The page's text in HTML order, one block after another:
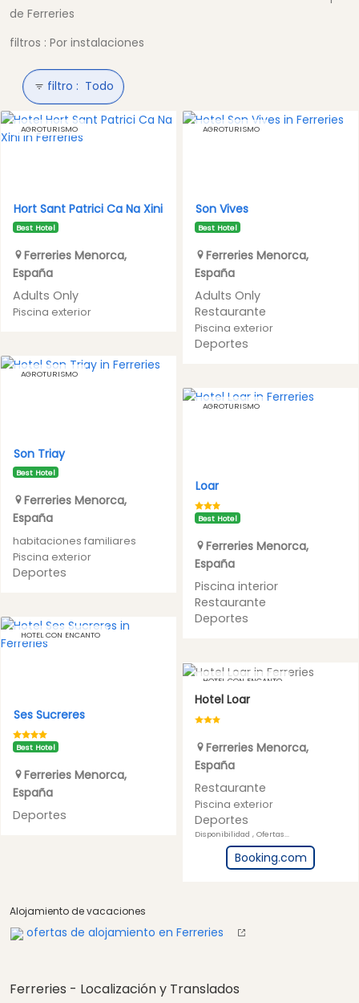
de Ferreries
filtros : Por instalaciones
filtro : Todo
AGROTURISMO
Hort Sant Patrici Ca Na Xini
Best Hotel
Ferreries Menorca,
España
Adults Only
Piscina exterior
AGROTURISMO
Son Vives
Best Hotel
Ferreries Menorca,
España
Adults Only
Restaurante
Piscina exterior
Deportes
AGROTURISMO
Son Triay
Best Hotel
Ferreries Menorca,
España
habitaciones familiares
Piscina exterior
Deportes
AGROTURISMO
Loar
Best Hotel
Ferreries Menorca,
España
Piscina interior
Restaurante
Deportes
HOTEL CON ENCANTO
Ses Sucreres
Best Hotel
Ferreries Menorca,
España
Deportes
HOTEL CON ENCANTO
Hotel Loar
Ferreries Menorca,
España
Restaurante
Piscina exterior
Deportes
Disponibilidad , Ofertas...
Booking.com
Alojamiento de vacaciones
ofertas de alojamiento en Ferreries
Ferreries - Localización y Translados